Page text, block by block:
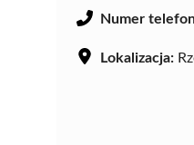
Numer
Lokalizacja: